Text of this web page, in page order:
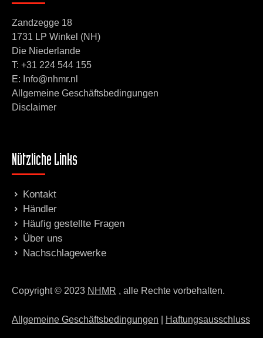
Zandzegge 18
1731 LP Winkel (NH)
Die Niederlande
T: +31 224 544 155
E: Info@nhmr.nl
Allgemeine Geschäftsbedingungen
Disclaimer
Nützliche Links
Kontakt
Händler
Häufig gestellte Fragen
Über uns
Nachschlagewerke
Copyright © 2023 NHMR , alle Rechte vorbehalten.
Allgemeine Geschäftsbedingungen Haftungsausschluss